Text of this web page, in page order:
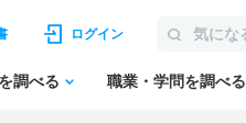
ログイン
調べる 職業・学問を調べる